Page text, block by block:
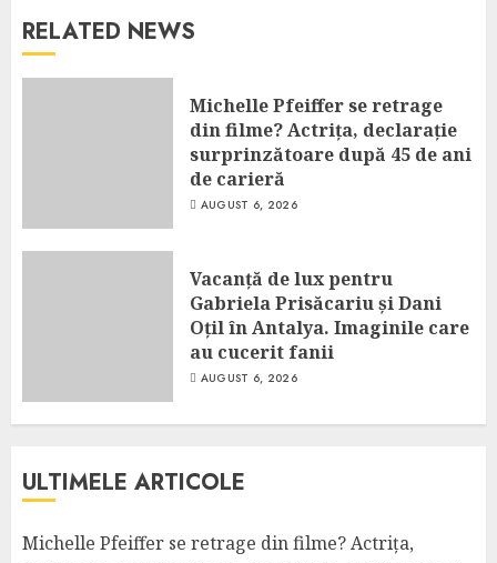
RELATED NEWS
Michelle Pfeiffer se retrage
din filme? Actrița, declarație
surprinzătoare după 45 de ani
de carieră
AUGUST 6, 2026
Vacanță de lux pentru
Gabriela Prisăcariu și Dani
Oțil în Antalya. Imaginile care
au cucerit fanii
AUGUST 6, 2026
ULTIMELE ARTICOLE
Michelle Pfeiffer se retrage din filme? Actrița,